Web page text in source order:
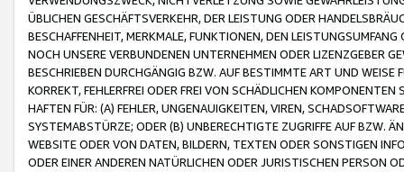
ÜBLICHEN GESCHÄFTSVERKEHR, DER LEISTUNG ODER
BESCHAFFENHEIT, MERKMALE, FUNKTIONEN, DEN
NOCH UNSERE VERBUNDENEN UNTERNEHMEN ODER LIZENZGEBER
BESCHRIEBEN DURCHGÄNGIG BZW. AUF BESTIMMTE ART UND
KORREKT, FEHLERFREI ODER FREI VON SCHÄDLICHEN
HAFTEN FÜR: (A) FEHLER, UNGENAUIGKEITEN, VIREN,
SYSTEMABSTÜRZE; ODER (B) UNBERECHTIGTE ZUGRIFFE AUF BZW.
WEBSITE ODER VON DATEN, BILDERN, TEXTEN ODER SONSTIGEN
ODER EINER ANDEREN NATÜRLICHEN ODER JURISTISCHEN PERSON